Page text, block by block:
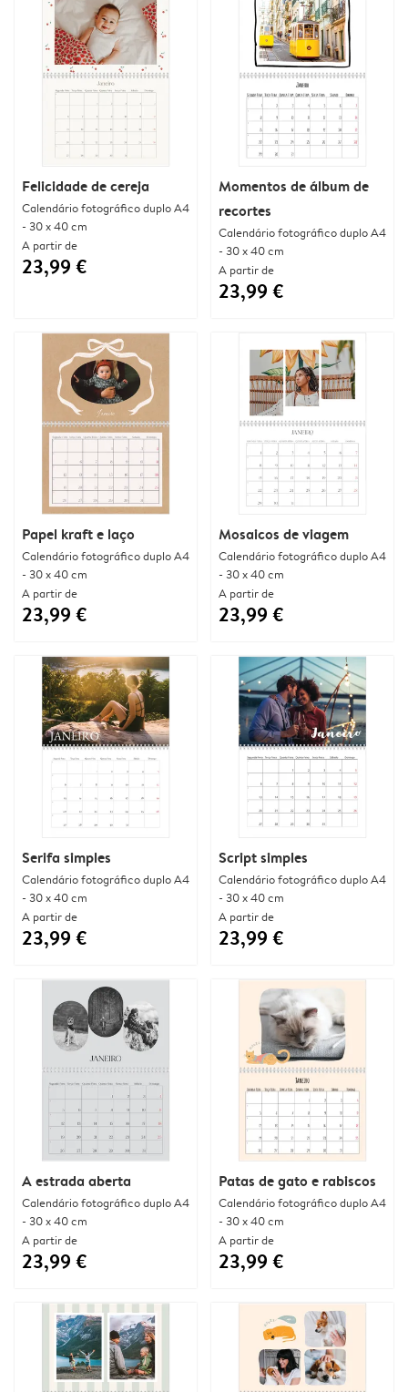
Felicidade de cereja
Calendário fotográfico duplo A4
- 30 x 40 cm
A partir de
23,99 €
Momentos de álbum de
recortes
Calendário fotográfico duplo A4
- 30 x 40 cm
A partir de
23,99 €
Papel kraft e laço
Calendário fotográfico duplo A4
- 30 x 40 cm
A partir de
23,99 €
Mosaicos de viagem
Calendário fotográfico duplo A4
- 30 x 40 cm
A partir de
23,99 €
Serifa simples
Calendário fotográfico duplo A4
- 30 x 40 cm
A partir de
23,99 €
Script simples
Calendário fotográfico duplo A4
- 30 x 40 cm
A partir de
23,99 €
A estrada aberta
Calendário fotográfico duplo A4
- 30 x 40 cm
A partir de
23,99 €
Patas de gato e rabiscos
Calendário fotográfico duplo A4
- 30 x 40 cm
A partir de
23,99 €